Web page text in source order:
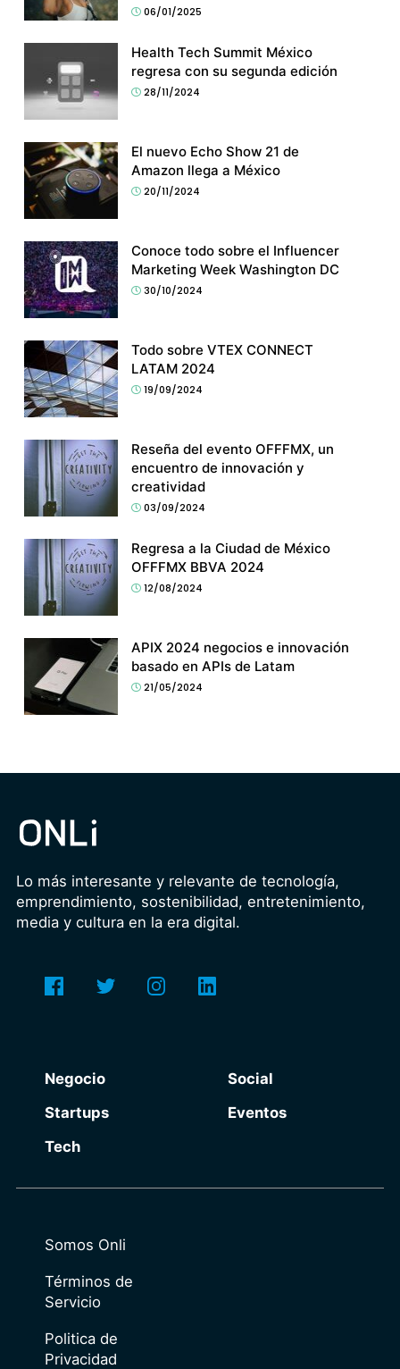
06/01/2025
Health Tech Summit México
regresa con su segunda edición
28/11/2024
El nuevo Echo Show 21 de
Amazon llega a México
20/11/2024
Conoce todo sobre el Influencer
Marketing Week Washington DC
30/10/2024
Todo sobre VTEX CONNECT
LATAM 2024
19/09/2024
Reseña del evento OFFFMX, un
encuentro de innovación y
creatividad
03/09/2024
Regresa a la Ciudad de México
OFFFMX BBVA 2024
12/08/2024
APIX 2024 negocios e innovación
basado en APIs de Latam
21/05/2024
Lo más interesante y relevante de tecnología,
emprendimiento, sostenibilidad, entretenimiento,
media y cultura en la era digital.
Negocio
Startups
Tech
Social
Eventos
Somos Onli
Términos de
Servicio
Politica de
Privacidad